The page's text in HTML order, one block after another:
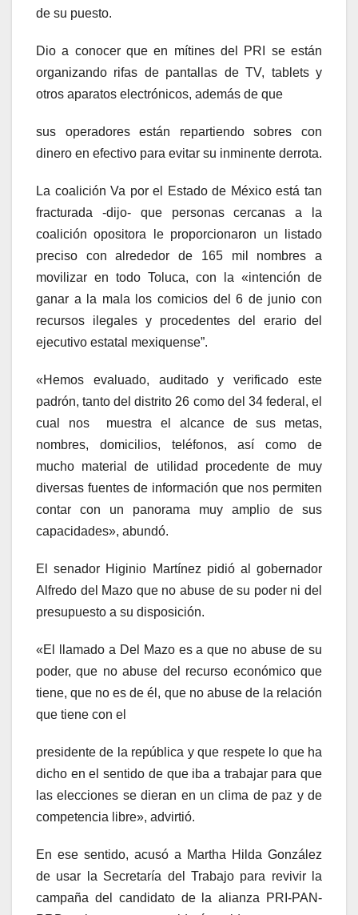
de su puesto.
Dio a conocer que en mítines del PRI se están
organizando rifas de pantallas de TV, tablets y
otros aparatos electrónicos, además de que
sus operadores están repartiendo sobres con
dinero en efectivo para evitar su inminente derrota.
La coalición Va por el Estado de México está tan
fracturada -dijo- que personas cercanas a la
coalición opositora le proporcionaron un listado
preciso con alrededor de 165 mil nombres a
movilizar en todo Toluca, con la «intención de
ganar a la mala los comicios del 6 de junio con
recursos ilegales y procedentes del erario del
ejecutivo estatal mexiquense”.
«Hemos evaluado, auditado y verificado este
padrón, tanto del distrito 26 como del 34 federal, el
cual nos muestra el alcance de sus metas,
nombres, domicilios, teléfonos, así como de
mucho material de utilidad procedente de muy
diversas fuentes de información que nos permiten
contar con un panorama muy amplio de sus
capacidades», abundó.
El senador Higinio Martínez pidió al gobernador
Alfredo del Mazo que no abuse de su poder ni del
presupuesto a su disposición.
«El llamado a Del Mazo es a que no abuse de su
poder, que no abuse del recurso económico que
tiene, que no es de él, que no abuse de la relación
que tiene con el
presidente de la república y que respete lo que ha
dicho en el sentido de que iba a trabajar para que
las elecciones se dieran en un clima de paz y de
competencia libre», advirtió.
En ese sentido, acusó a Martha Hilda González
de usar la Secretaría del Trabajo para revivir la
campaña del candidato de la alianza PRI-PAN-